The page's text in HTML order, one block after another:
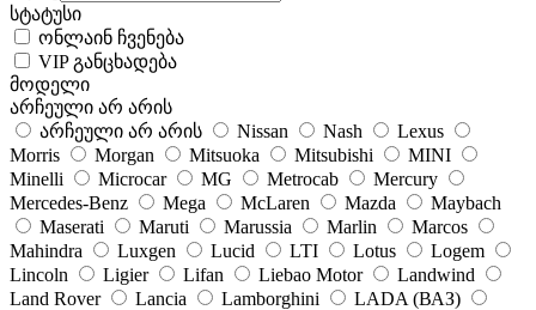
სტატუსი
ონლაინ ჩვენება
VIP განცხადება
მოდელი
არჩეული არ არის
არჩეული არ არის
Nissan Nash
Lexus
Morris
Morgan Mitsuoka Mitsubishi
MINI
Minelli
Microcar MG Metrocab
Mercury
Mercedes-Benz
Mega McLaren Mazda
Maybach
Maserati
Maruti Marussia Marlin
Marcos
Mahindra
Luxgen Lucid LTI Lotus
Logem
Lincoln
Ligier Lifan Liebao Motor
Landwind
Land Rover
Lancia Lamborghini
LADA (ВАЗ)